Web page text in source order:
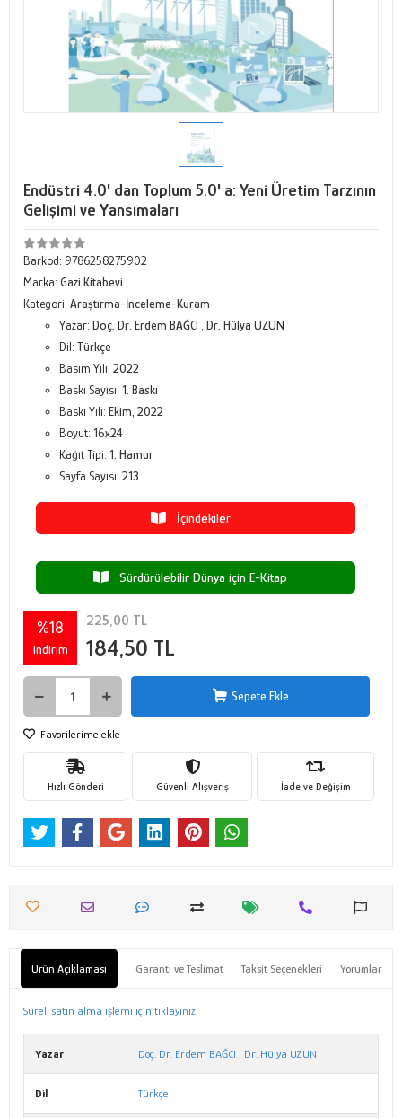
Endüstri 4.0' dan Toplum 5.0' a: Yeni Üretim Tarzının
Gelişimi ve Yansımaları
Barkod: 9786258275902
Marka: Gazi Kitabevi
Kategori: Araştırma-İnceleme-Kuram
Yazar: Doç. Dr. Erdem BAĞCI
Dr. Hülya UZUN
Dil: Türkçe
Basım Yılı: 2022
Baskı Sayısı: 1. Baskı
Baskı Yılı: Ekim, 2022
Boyut: 16x24
Kağıt Tipi: 1. Hamur
Sayfa Sayısı: 213
İçindekiler
Sürdürülebilir Dünya için E-Kitap
%18
indirim
225,00 TL
184,50 TL
Sepete Ekle
Favorilerime ekle
Hızlı Gönderi Güvenli Alışveriş İade ve Değişim
Ürün Açıklaması Garanti ve Teslimat Taksit Seçenekleri Yorumlar
Süreli satın alma işlemi için tıklayınız.
Yazar Doç. Dr. Erdem BAĞCI , Dr. Hülya UZUN
Dil Türkçe